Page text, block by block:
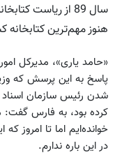
سال 89 از ریاست
هنوز مهم‌ترین کتابخانه
«حامد یاری»، مدیرکل
پاسخ به این پرسش که
کرده بود، به فارس گفت:
خوانده‌ایم اما تا امروز
در این باره ندارم.